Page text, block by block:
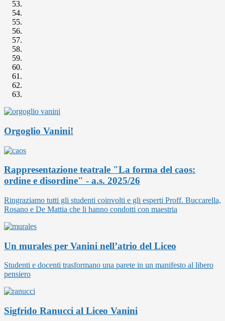
Orgoglio Vanini!
Rappresentazione teatrale "La forma del caos:
ordine e disordine" - a.s. 2025/26
Ringraziamo tutti gli studenti coinvolti e gli esperti Proff. Buccarella,
Rosano e De Mattia che li hanno condotti con maestria
Un murales per Vanini nell’atrio del Liceo
Studenti e docenti trasformano una parete in un manifesto al libero
pensiero
Sigfrido Ranucci al Liceo Vanini